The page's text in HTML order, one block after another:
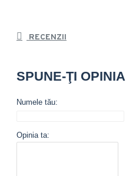
RECENZII
SPUNE-ŢI OPINIA
Numele tău:
Opinia ta: